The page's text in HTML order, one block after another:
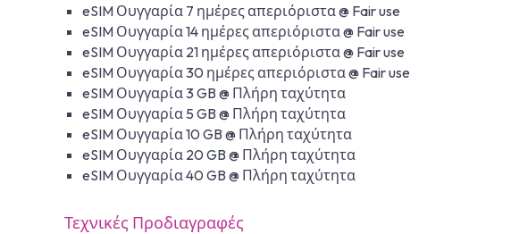
eSIM Ουγγαρία 7 ημέρες απεριόριστα @ Fair use
eSIM Ουγγαρία 14 ημέρες απεριόριστα @ Fair use
eSIM Ουγγαρία 21 ημέρες απεριόριστα @ Fair use
eSIM Ουγγαρία 30 ημέρες απεριόριστα @ Fair use
eSIM Ουγγαρία 3 GB @ Πλήρη ταχύτητα
eSIM Ουγγαρία 5 GB @ Πλήρη ταχύτητα
eSIM Ουγγαρία 10 GB @ Πλήρη ταχύτητα
eSIM Ουγγαρία 20 GB @ Πλήρη ταχύτητα
eSIM Ουγγαρία 40 GB @ Πλήρη ταχύτητα
Τεχνικές Προδιαγραφές